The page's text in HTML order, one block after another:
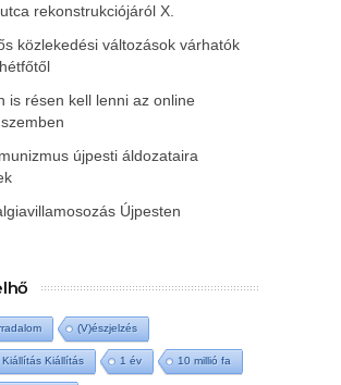
rekonstrukciójáról X.
közlekedési változások várhatók
is résen kell lenni az online
újpesti áldozataira
Újpesten
(V)észjelzés
Kiállítás Kiállítás 1 év 10 millió fa